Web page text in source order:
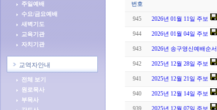
주일예배
수요/금요예배
새벽기도
교육기관
자치기관
교역자안내
전체 보기
원로목사
부목사
번호
945 2026년 01월 11일 주보
944 2026년 01월 04일 주보
943 2026년 송구영신예배순
942 2025년 12월 28일 주보
941 2025년 12월 21일 주보
940 2025년 12월 14일 주보
939 2025년 12월 07일 주보